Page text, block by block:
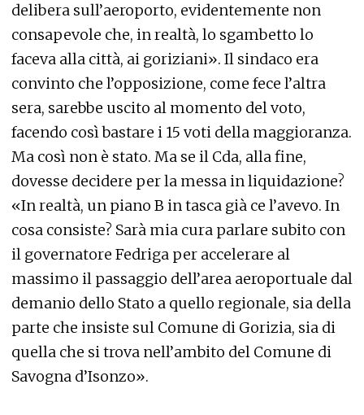
delibera sull’aeroporto, evidentemente non
consapevole che, in realtà, lo sgambetto lo
faceva alla città, ai goriziani». Il sindaco era
convinto che l’opposizione, come fece l’altra
sera, sarebbe uscito al momento del voto,
facendo così bastare i 15 voti della maggioranza.
Ma così non è stato. Ma se il Cda, alla fine,
dovesse decidere per la messa in liquidazione?
«In realtà, un piano B in tasca già ce l’avevo. In
cosa consiste? Sarà mia cura parlare subito con
il governatore Fedriga per accelerare al
massimo il passaggio dell’area aeroportuale dal
demanio dello Stato a quello regionale, sia della
parte che insiste sul Comune di Gorizia, sia di
quella che si trova nell’ambito del Comune di
Savogna d’Isonzo».